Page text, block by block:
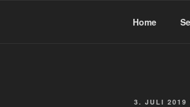
Home
3. JULI 2019